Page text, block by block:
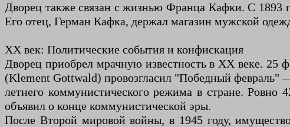
Дворец также связан с жизнью Франца Кафки. С 1893
Его отец, Герман Кафка, держал магазин мужской
XX век: Политические события и конфискация
Дворец приобрел мрачную известность в XX веке. 25
(Klement Gottwald) провозгласил "Победный февраль"
летнего коммунистического режима в стране. Ровно
объявил о конце коммунистической эры.
После Второй мировой войны, в 1945 году,